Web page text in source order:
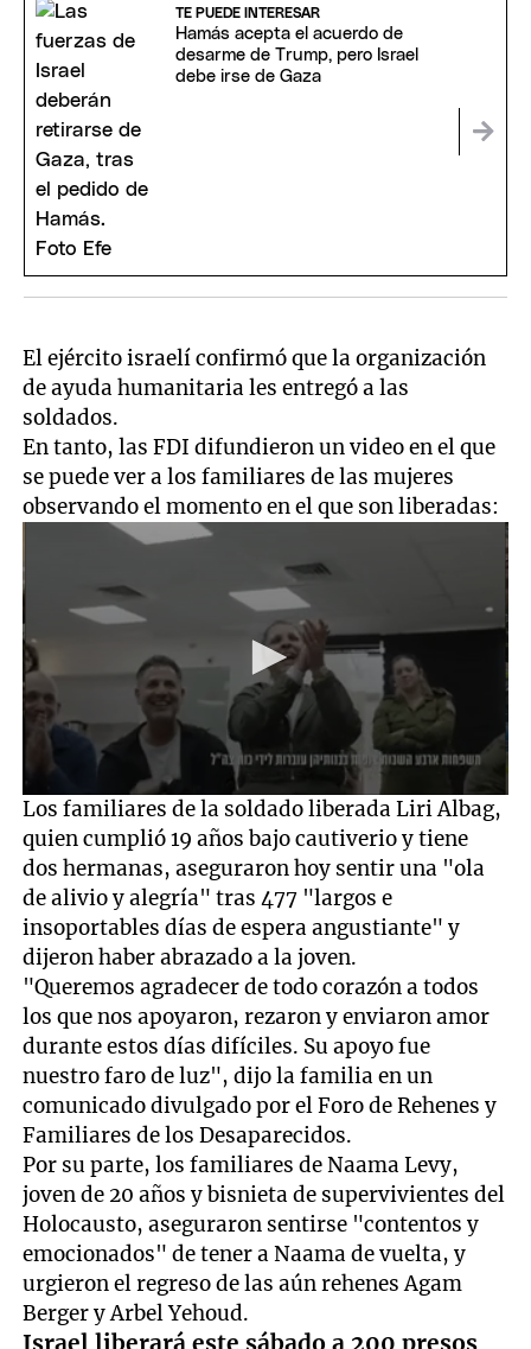
TE PUEDE INTERESAR
Hamás acepta el acuerdo de
desarme de Trump, pero Israel
debe irse de Gaza
El ejército israelí confirmó que la organización
de ayuda humanitaria les entregó a las
soldados.
En tanto, las FDI difundieron un video en el que
se puede ver a los familiares de las mujeres
observando el momento en el que son liberadas:
0
seconds
of
11
seconds
Los familiares de la soldado liberada Liri Albag,
quien cumplió 19 años bajo cautiverio y tiene
dos hermanas, aseguraron hoy sentir una "ola
de alivio y alegría" tras 477 "largos e
insoportables días de espera angustiante" y
dijeron haber abrazado a la joven.
"Queremos agradecer de todo corazón a todos
los que nos apoyaron, rezaron y enviaron amor
durante estos días difíciles. Su apoyo fue
nuestro faro de luz", dijo la familia en un
comunicado divulgado por el Foro de Rehenes y
Familiares de los Desaparecidos.
Por su parte, los familiares de Naama Levy,
joven de 20 años y bisnieta de supervivientes del
Holocausto, aseguraron sentirse "contentos y
emocionados" de tener a Naama de vuelta, y
urgieron el regreso de las aún rehenes Agam
Berger y Arbel Yehoud.